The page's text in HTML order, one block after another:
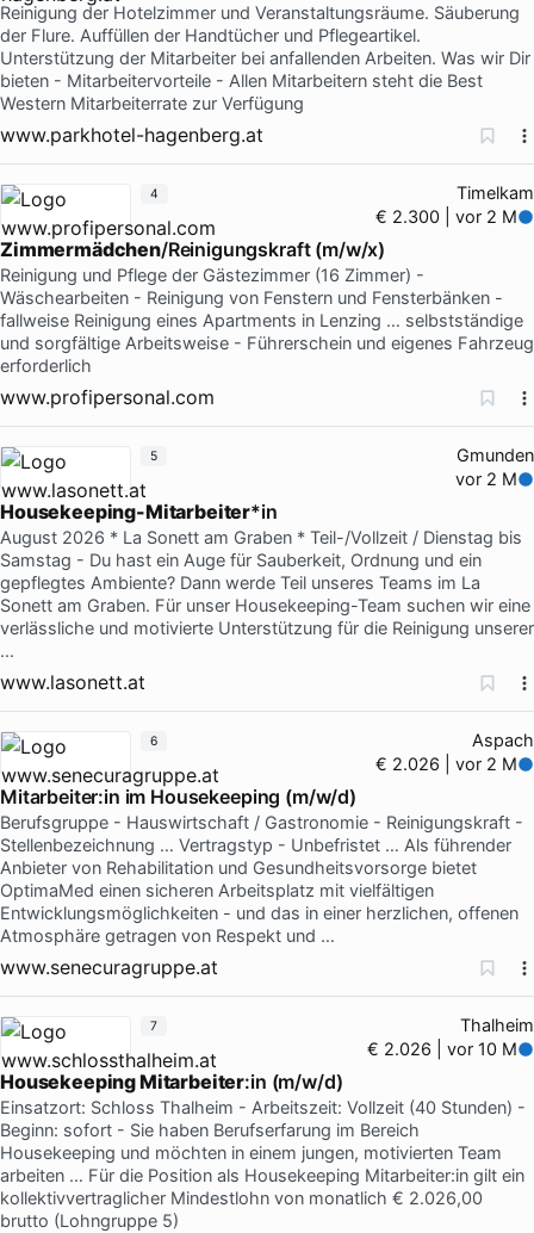
Reinigung der Hotelzimmer und Veranstaltungsräume. Säuberung
der Flure. Auffüllen der Handtücher und Pflegeartikel.
Unterstützung der Mitarbeiter bei anfallenden Arbeiten. Was wir Dir
bieten - Mitarbeitervorteile - Allen Mitarbeitern steht die Best
Western Mitarbeiterrate zur Verfügung
www.parkhotel-hagenberg.at
Timelkam
€ 2.300 | vor 2 M
Zimmermädchen/Reinigungskraft (m/w/x)
Reinigung und Pflege der Gästezimmer (16 Zimmer) -
Wäschearbeiten - Reinigung von Fenstern und Fensterbänken -
fallweise Reinigung eines Apartments in Lenzing … selbstständige
und sorgfältige Arbeitsweise - Führerschein und eigenes Fahrzeug
erforderlich
www.profipersonal.com
4
Gmunden
vor 2 M
Housekeeping-Mitarbeiter*in
August 2026 * La Sonett am Graben * Teil-/Vollzeit / Dienstag bis
Samstag - Du hast ein Auge für Sauberkeit, Ordnung und ein
gepflegtes Ambiente? Dann werde Teil unseres Teams im La
Sonett am Graben. Für unser Housekeeping-Team suchen wir eine
verlässliche und motivierte Unterstützung für die Reinigung unserer
…
www.lasonett.at
5
Aspach
€ 2.026 | vor 2 M
Mitarbeiter:in im Housekeeping (m/w/d)
Berufsgruppe - Hauswirtschaft / Gastronomie - Reinigungskraft -
Stellenbezeichnung … Vertragstyp - Unbefristet … Als führender
Anbieter von Rehabilitation und Gesundheitsvorsorge bietet
OptimaMed einen sicheren Arbeitsplatz mit vielfältigen
Entwicklungsmöglichkeiten - und das in einer herzlichen, offenen
Atmosphäre getragen von Respekt und …
www.senecuragruppe.at
6
Thalheim
€ 2.026 | vor 10 M
Housekeeping Mitarbeiter:in (m/w/d)
Einsatzort: Schloss Thalheim - Arbeitszeit: Vollzeit (40 Stunden) -
Beginn: sofort - Sie haben Berufserfarung im Bereich
Housekeeping und möchten in einem jungen, motivierten Team
arbeiten … Für die Position als Housekeeping Mitarbeiter:in gilt ein
kollektivvertraglicher Mindestlohn von monatlich € 2.026,00
brutto (Lohngruppe 5)
7